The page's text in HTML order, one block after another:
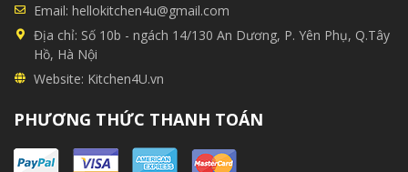
Email: hellokitchen4u@gmail.com
Địa chỉ: Số 10b - ngách 14/130 An Dương, P. Yên Phụ, Q.Tây
Hồ, Hà Nội
Website: Kitchen4U.vn
PHƯƠNG THỨC THANH TOÁN